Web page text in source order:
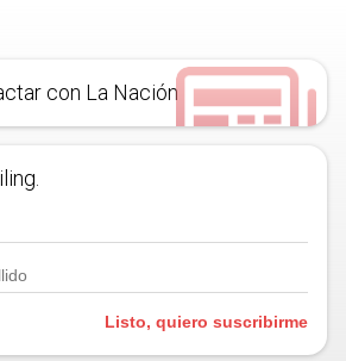
con La Nación
Listo, quiero suscribirme